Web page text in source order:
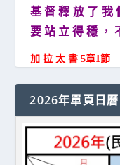
基 督 釋 放 了 我
要 站 立 得 穩 ，
加 拉 太 書 5章1節
2026年單頁日曆